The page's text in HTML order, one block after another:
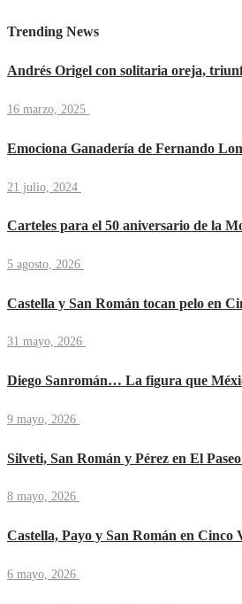
Trending News
Andrés Origel con solitaria oreja,
16 marzo, 2025
Emociona Ganadería de Fernando
21 julio, 2024
Carteles para el 50 aniversario de la
5 agosto, 2026
Castella y San Román tocan pelo en
31 mayo, 2026
Diego Sanromán… La figura que
9 mayo, 2026
Silveti, San Román y Pérez en El Paseo
8 mayo, 2026
Castella, Payo y San Román en Cinco
6 mayo, 2026